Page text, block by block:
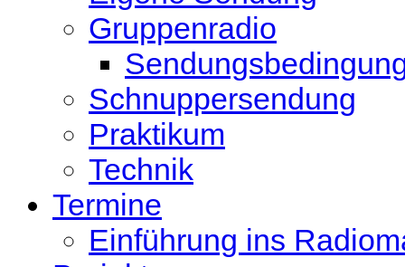
Gruppenradio
Schnuppersendung
Praktikum
Technik
Termine
Einführung ins